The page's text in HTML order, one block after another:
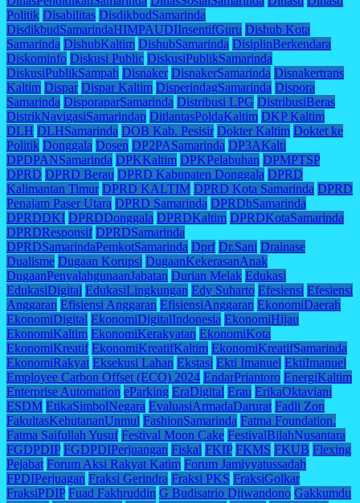
Politik Disabilitas DisdikbudSamarinda
DisdikbudSamarindaHIMPAUDIInsentifGuru Dishub Kota
Samarinda DishubKaltim DishubSamarinda DisiplinBerkendara
Diskominfo Diskusi Public DiskusiPublikSamarinda
DiskusiPublikSampah Disnaker DisnakerSamarinda Disnakertrans
Kaltim Dispar Dispar Kaltim DisperindagSamarinda Dispora
Samarinda DisporaparSamarinda Distribusi LPG DistribusiBeras
DistrikNavigasiSamarindap DitlantasPoldaKaltim DKP Kaltim
DLH DLHSamarinda DOB Kab. Pesisir Dokter Kaltim Doktet ke
Politik Donggala Dosen DP2PASamarinda DP3AKalti
DPDPANSamarinda DPKKaltim DPKPelabuhan DPMPTSP
DPRD DPRD Berau DPRD Kabupaten Donggala DPRD
Kalimantan Timur DPRD KALTIM DPRD Kota Samarinda DPRD
Penajam Paser Utara DPRD Samarinda DPRDbSamarinda
DPRDDKI DPRDDonggala DPRDKaltim DPRDKotaSamarinda
DPRDResponsif DPRDSamarinda
DPRDSamarindaPemkotSamarinda Dprf Dr.Sani Drainase
Dualisme Dugaan Korupsi DugaanKekerasanAnak
DugaanPenyalahgunaanJabatan Durian Melak Edukasi
EdukasiDigital EdukasiLingkungan Edy Suharto Efesiensi Efesiensi
Anggaran Efisiensi Anggaran EfisiensiAnggaran EkonomiDaerah
EkonomiDigital EkonomiDigitalIndonesia EkonomiHijau
EkonomiKaltim EkonomiKerakyatan EkonomiKota
EkonomiKreatif EkonomiKreatifKaltim EkonomiKreatifSamarinda
EkonomiRakyat Eksekusi Lahan Ekstasi Ekti Imanuel EktiImanuel
Employee Carbon Offset (ECO) 2024 EndarPriantoro EnergiKaltim
Enterprise Automation eParking EraDigital Erau ErikaOktaviani
ESDM EtikaSimbolNegara EvaluasiArmadaDarurat Fadli Zon
FakultasKehutananUnmul FashionSamarinda Fatma Foundation.
Fatma Saifullah Yusuf Festival Moon Cake FestivalBilahNusantara
FGDPDIP FGDPDIPerjuangan Fiskal FKIP FKMS FKUB Flexing
Pejabat Forum Aksi Rakyat Katim Forum Jamiyyatussadah
FPDIPerjuagan Fraksi Gerindra Fraksi PKS FraksiGolkar
FraksiPDIP Fuad Fakhruddin G Budisatrio Djiwandono Gakkumdu